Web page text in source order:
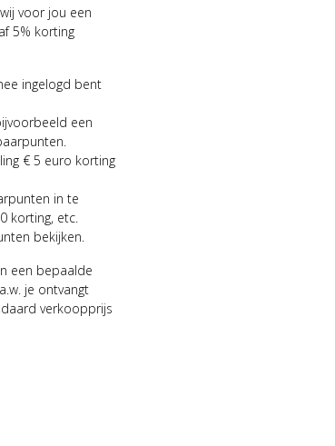
voor jou een
5% korting
ingelogd bent
een
€ 5 euro korting
in te
korting, etc.
bekijken.
een bepaalde
je ontvangt
verkoopprijs